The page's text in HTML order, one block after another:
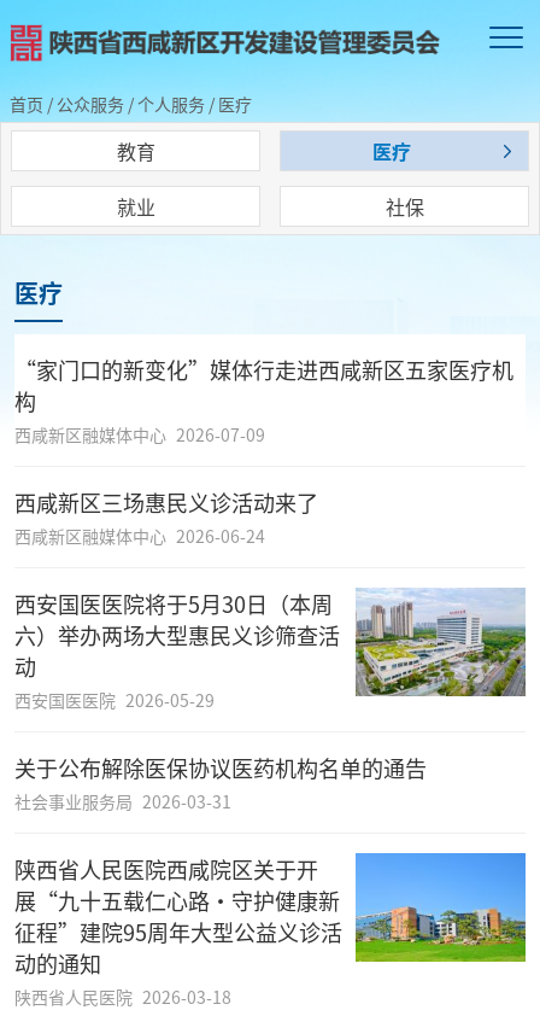
首页 / 公众服务 /个人服务 / 医疗
教育
医疗
就业
社保
医疗
“家门口的新变化”媒体行走进西咸新区五家医疗机
构
西咸新区融媒体中心 2026-07-09
西咸新区三场惠民义诊活动来了
西咸新区融媒体中心 2026-06-24
西安国医医院将于5月30日（本周
六）举办两场大型惠民义诊筛查活
动
西安国医医院 2026-05-29
关于公布解除医保协议医药机构名单的通告
社会事业服务局 2026-03-31
陕西省人民医院西咸院区关于开
展“九十五载仁心路·守护健康新
征程”建院95周年大型公益义诊活
动的通知
陕西省人民医院 2026-03-18